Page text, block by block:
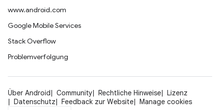
www.android.com
Google Mobile Services
Stack Overflow
Problemverfolgung
Über Android Community Rechtliche Hinweise
Lizenz
Datenschutz
Feedback zur Website Manage cookies